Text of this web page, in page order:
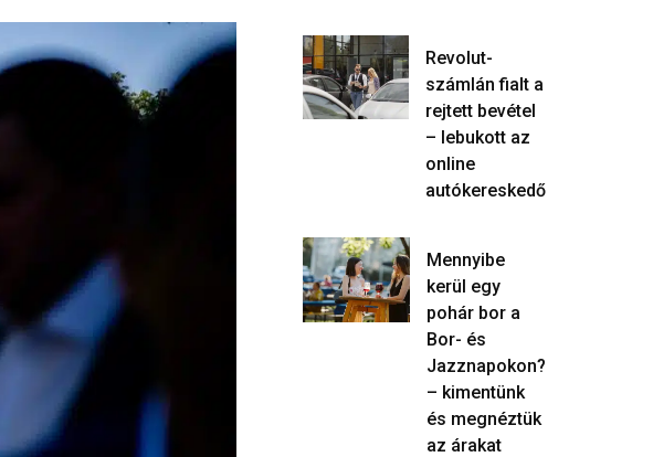
Revolut-
számlán fialt a
rejtett bevétel
– lebukott az
online
autókereskedő
Mennyibe
kerül egy
pohár bor a
Bor- és
Jazznapokon?
– kimentünk
és megnéztük
az árakat